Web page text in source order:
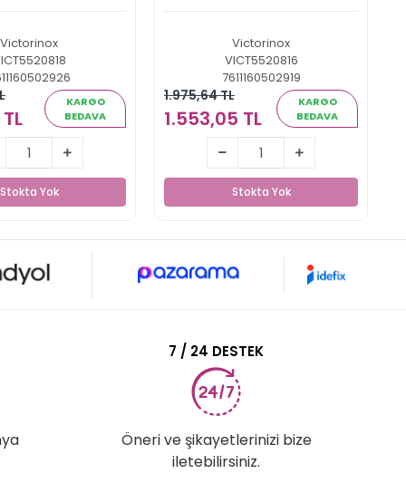
Victorinox
KARGO
BEDAVA
1.761,92 TL
Stokta Yok
Stokta Yok
Victorinox
VICT5520816
7611160502919
1.975,64 TL
1.553,05 TL
KARGO
BEDAVA
1.553,05 TL
Stokta Yok
Stokta Yok
7 / 24 DESTEK
Öneri ve şikayetlerinizi bize
iletebilirsiniz.